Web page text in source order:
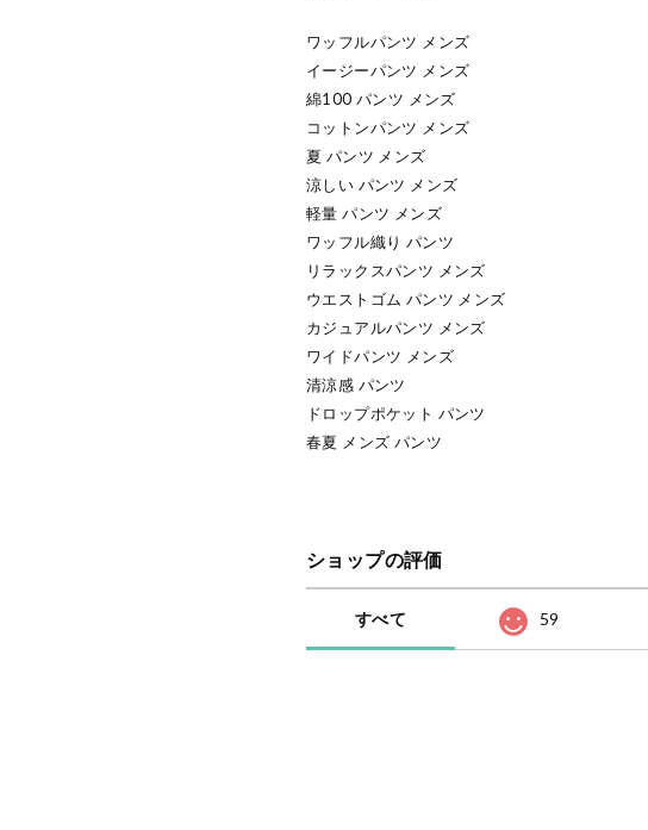
ワッフルパンツ メンズ
イージーパンツ メンズ
綿100 パンツ メンズ
コットンパンツ メンズ
夏 パンツ メンズ
涼しい パンツ メンズ
軽量 パンツ メンズ
ワッフル織り パンツ
リラックスパンツ メンズ
ウエストゴム パンツ メンズ
カジュアルパンツ メンズ
ワイドパンツ メンズ
清涼感 パンツ
ドロップポケット パンツ
春夏 メンズ パンツ
ショップの評価
すべて 59